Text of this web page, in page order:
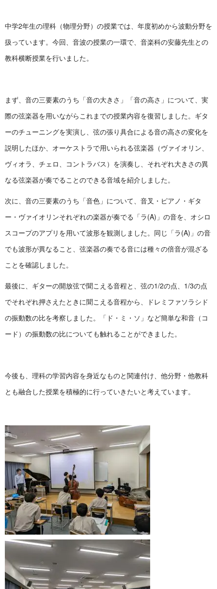
中学2年生の理科（物理分野）の授業では、年度初めから波動分野を
扱っています。今回、音波の授業の一環で、音楽科の安藤先生との
教科横断授業を行いました。
まず、音の三要素のうち「音の大きさ」「音の高さ」について、実
際の弦楽器を用いながらこれまでの授業内容を復習しました。ギタ
ーのチューニングを実演し、弦の張り具合による音の高さの変化を
説明したほか、オーケストラで用いられる弦楽器（ヴァイオリン、
ヴィオラ、チェロ、コントラバス）を演奏し、それぞれ大きさの異
なる弦楽器が奏でることのできる音域を紹介しました。
次に、音の三要素のうち「音色」について、音叉・ピアノ・ギタ
ー・ヴァイオリンそれぞれの楽器が奏でる「ラ(A)」の音を、オシロ
スコープのアプリを用いて波形を観測しました。同じ「ラ(A)」の音
でも波形が異なること、弦楽器の奏でる音には種々の倍音が混ざる
ことを確認しました。
最後に、ギターの開放弦で聞こえる音程と、弦の1/2の点、1/3の点
でそれぞれ押さえたときに聞こえる音程から、ドレミファソラシド
の振動数の比を考察しました。「ド・ミ・ソ」など簡単な和音（コ
ード）の振動数の比についても触れることができました。
今後も、理科の学習内容を身近なものと関連付け、他分野・他教科
とも融合した授業を積極的に行っていきたいと考えています。